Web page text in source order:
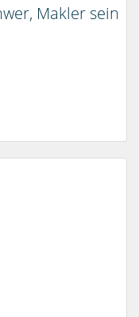
Makler sein